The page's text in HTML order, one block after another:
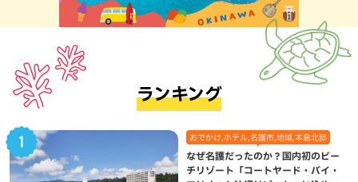
ランキング
おでかけ,ホテル,名護市,地域,本島北部
なぜ名護だったのか？国内初のビー
チリゾート「コートヤード・バイ・